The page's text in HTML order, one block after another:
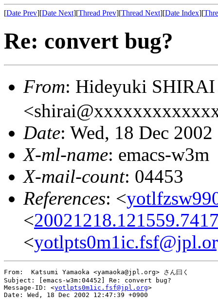
[Date Prev][Date Next][Thread Prev][Thread Next][Date Index][
Re: convert bug?
From: Hideyuki
Date: Wed, 18 Dec
X-ml-name: emacs-w3m
X-mail-count: 04453
References: <
<
<
From:  Katsumi Yamaoka <yamaoka@jpl.org> さん曰く
Subject: [emacs-w3m:04452] Re: convert bug?
Message-ID: <yotlpts0m1ic.fsf@jpl.org>
Date: Wed, 18 Dec 2002 12:47:39 +0900